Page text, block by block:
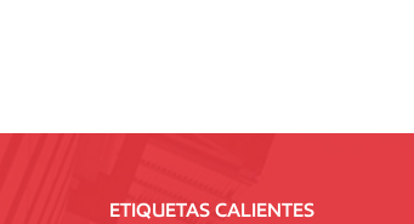
ETIQUETAS CALIENTES